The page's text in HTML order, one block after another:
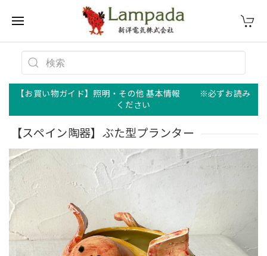
【お買い物ガイド】照明・その他 基本情報 ※必ずお読み
ください
【スペイン陶器】ぶた型プランター